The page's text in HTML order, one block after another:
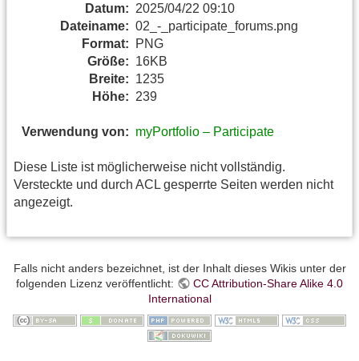
Datum: 2025/04/22 09:10
Dateiname: 02_-_participate_forums.png
Format:
PNG
Größe: 16KB
Breite: 1235
Höhe: 239
Verwendung von: myPortfolio – Participate
Diese Liste ist möglicherweise nicht vollständig.
Versteckte und durch ACL gesperrte Seiten werden nicht
angezeigt.
Falls nicht anders bezeichnet, ist der Inhalt dieses Wikis unter der
folgenden Lizenz veröffentlicht:
CC Attribution-Share Alike 4.0
International